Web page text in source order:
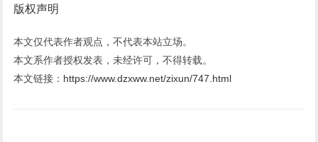
版权声明
本文仅代表作者观点，不代表本站立场。
本文系作者授权发表，未经许可，不得转载。
本文链接： https://www.dzxww.net/zixun/747.html